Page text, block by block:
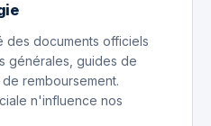
des documents officiels
générales, guides de
remboursement.
n'influence nos